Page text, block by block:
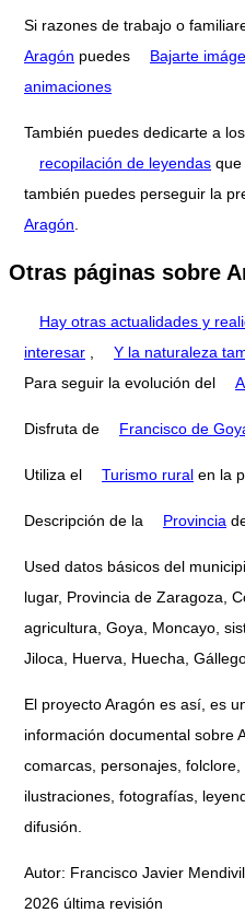
Si razones de trabajo o
Aragón puedes
Bajarte
animaciones
También puedes dedicarte a
recopilación de leyendas que
también puedes perseguir la
Aragón
Otras páginas sobre
Hay otras actualidades y
interesar
Y la naturaleza
Para seguir la evolución del
Disfruta de Francisco de
Utiliza el Turismo rural en la
Descripción de la Provincia
Used datos básicos del
lugar, Provincia de Zaragoza,
agricultura, Goya, Moncayo,
Jiloca, Huerva, Huecha,
El proyecto Aragón es así, es
información documental sobre
comarcas, personajes,
ilustraciones, fotografías,
difusión.
Autor: Francisco Javier
2026 última revisión